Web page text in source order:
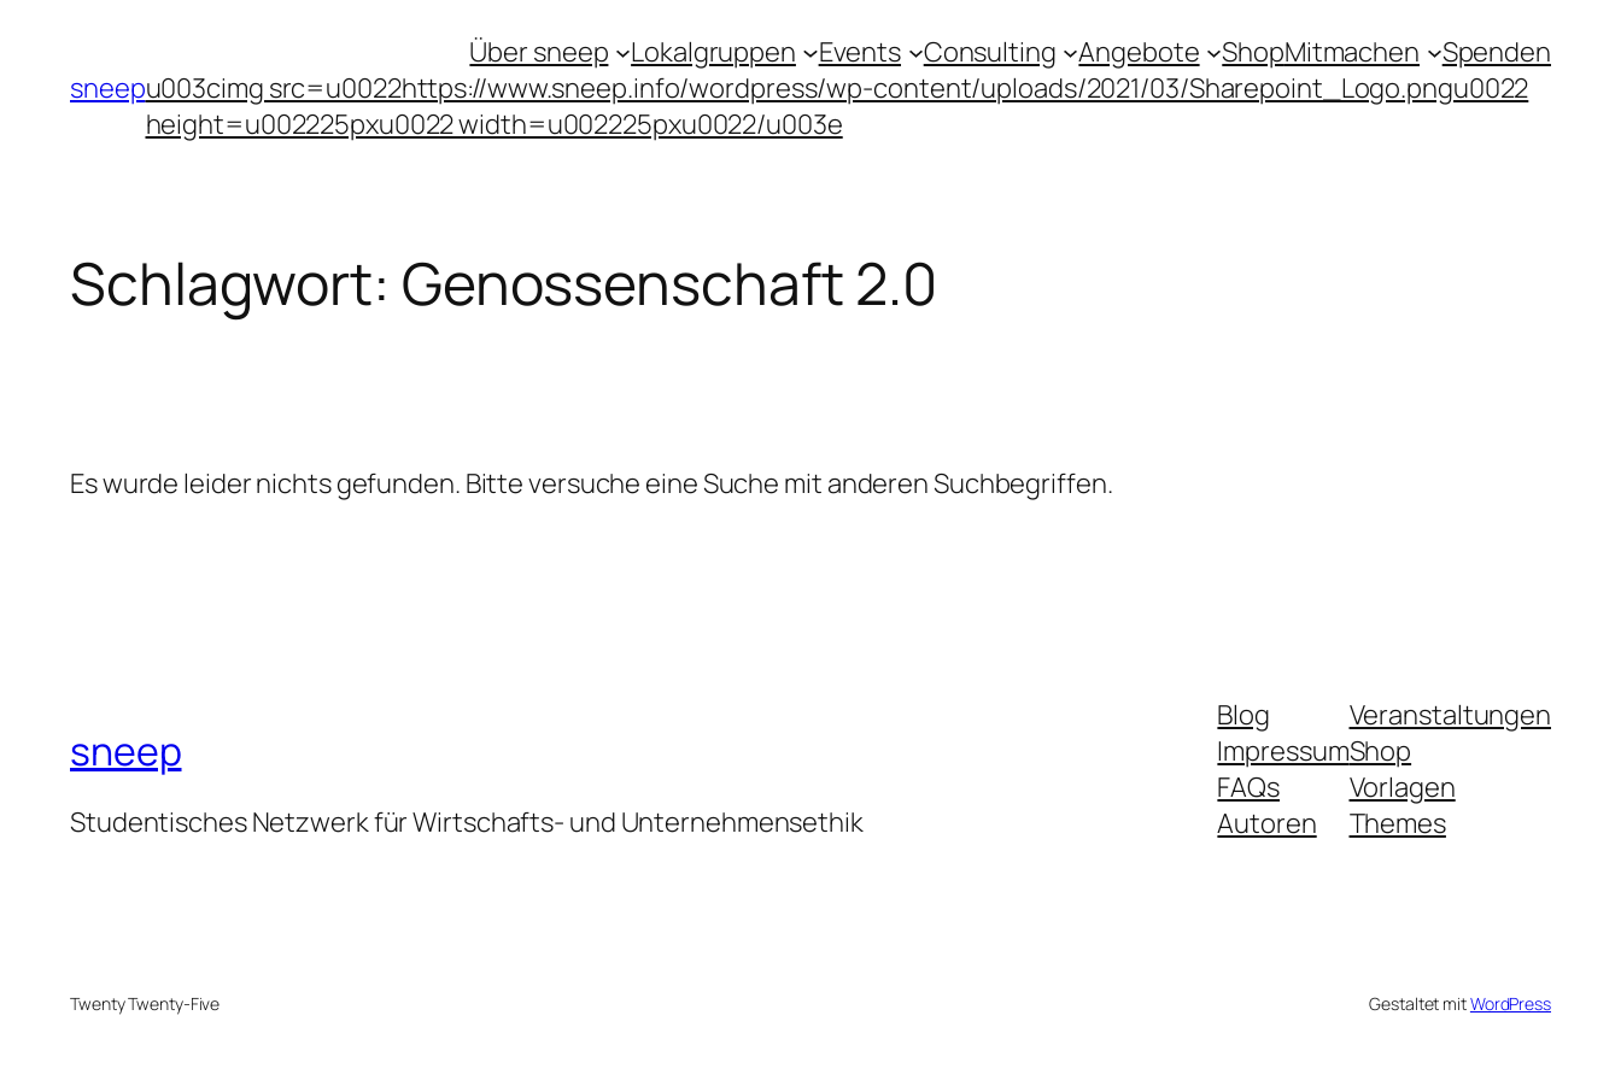
springen
sneep
Über sneep Lokalgruppen Events Consulting Angebote ShopMitmachen
Spenden
u003cimg src=u0022https://www.sneep.info/wordpress/wp-content/uploads/2021/03/Sharepoint_Logo.pngu0022
height=u002225pxu0022 width=u002225pxu0022/u003e
Schlagwort: Genossenschaft 2.0
Es wurde leider nichts gefunden. Bitte versuche eine Suche mit anderen Suchbegriffen.
sneep
Studentisches Netzwerk für Wirtschafts- und Unternehmensethik
Blog
Impressum
FAQs
Autoren
Veranstaltungen
Shop
Vorlagen
Themes
Twenty Twenty-Five Gestaltet mitWordPress